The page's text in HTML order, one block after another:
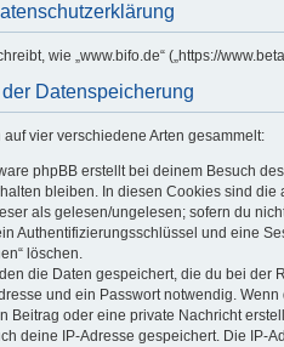
wie „www.bifo.de“ („https://
Datenspeicherung
vier verschiedene Arten gesammelt:
phpBB erstellt bei deinem Besuch
bleiben. In diesen Cookies sind
als gelesen/ungelesen; sofern du
Authentifizierungsschlüssel und eine
löschen.
die Daten gespeichert, die du bei der
und ein Passwort notwendig.
Beitrag oder eine private Nachricht
deine IP-Adresse gespeichert. Die IP-